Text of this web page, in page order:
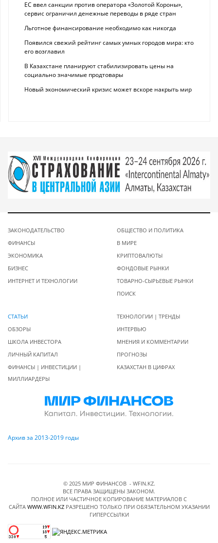
ЕС ввел санкции против оператора «Золотой Короны»,
сервис ограничил денежные переводы в ряде стран
Льготное финансирование необходимо как никогда
Появился свежий рейтинг самых умных городов мира: кто
его возглавил
В Казахстане планируют стабилизировать цены на
социально значимые продтовары
Новый экономический кризис может вскоре накрыть мир
ЗАКОНОДАТЕЛЬСТВО
ФИНАНСЫ
ЭКОНОМИКА
БИЗНЕС
ИНТЕРНЕТ И ТЕХНОЛОГИИ
ОБЩЕСТВО И ПОЛИТИКА
В МИРЕ
КРИПТОВАЛЮТЫ
ФОНДОВЫЕ РЫНКИ
ТОВАРНО-СЫРЬЕВЫЕ РЫНКИ
ПОИСК
СТАТЬИ
ОБЗОРЫ
ШКОЛА ИНВЕСТОРА
ЛИЧНЫЙ КАПИТАЛ
ФИНАНСЫ | ИНВЕСТИЦИИ |
МИЛЛИАРДЕРЫ
ТЕХНОЛОГИИ | ТРЕНДЫ
ИНТЕРВЬЮ
МНЕНИЯ И КОММЕНТАРИИ
ПРОГНОЗЫ
КАЗАХСТАН В ЦИФРАХ
Архив за 2013-2019 годы
© 2025 МИР ФИНАНСОВ - WFIN.KZ.
ВСЕ ПРАВА ЗАЩИЩЕНЫ ЗАКОНОМ.
ПОЛНОЕ ИЛИ ЧАСТИЧНОЕ КОПИРОВАНИЕ МАТЕРИАЛОВ C
САЙТА WWW.WFIN.KZРАЗРЕШЕНО ТОЛЬКО ПРИ ОБЯЗАТЕЛЬНОМ УКАЗАНИИ
ГИПЕРССЫЛКИ